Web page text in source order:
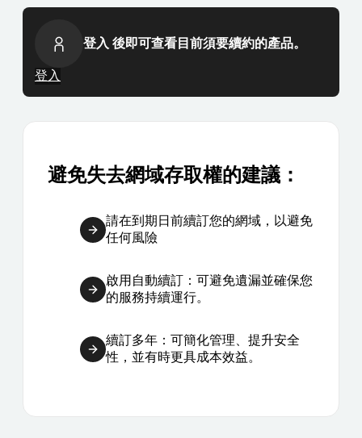
登入 後即可查看目前須要續約的產品。
登入
避免失去網域存取權的建議：
請在到期日前續訂您的網域，以避免
任何風險
啟用自動續訂：可避免遺漏並確保您
的服務持續運行。
續訂多年：可簡化管理、提升安全
性，並有時更具成本效益。